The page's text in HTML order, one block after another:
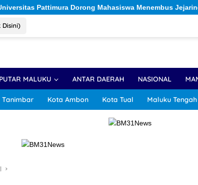
Mahasiswa Menembus Jejaring Akademik Global
Disini)
MALUKU ANTAR DAERAH NASIONAL
Tanimbar Kota Ambon Kota Tual Maluku Tengah